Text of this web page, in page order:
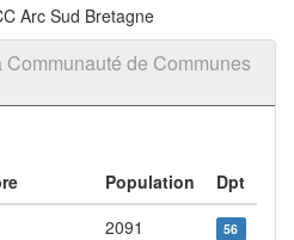
Arc Sud Bretagne
de Communes
Population
Dpt
2091 56